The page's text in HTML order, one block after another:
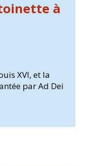
à
XVI, et la
par Ad Dei